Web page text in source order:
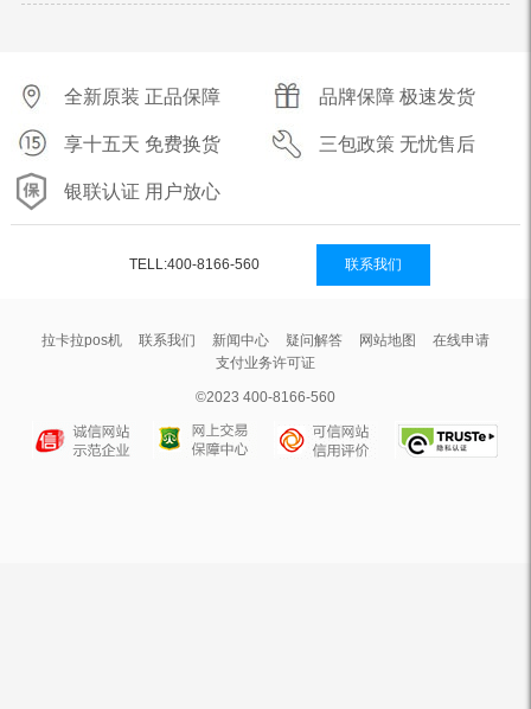
全新原装 正品保障 品牌保障 极速发货
享十五天 免费换货 三包政策 无忧售后
银联认证 用户放心
TELL:400-8166-560 联系我们
拉卡拉pos机 联系我们 新闻中心 疑问解答 网站地图
在线申请
支付业务许可证
©2023 400-8166-560